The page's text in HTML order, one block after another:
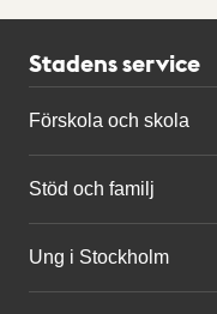
d
a
r
i
u
m
Stadens service
Förskola och skola
Stöd och familj
Ung i Stockholm